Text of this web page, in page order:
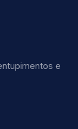
e